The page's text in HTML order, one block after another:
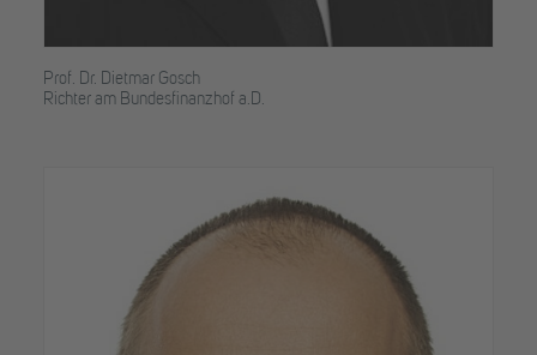
Prof. Dr. Dietmar Gosch
Richter am Bundesfinanzhof a.D.